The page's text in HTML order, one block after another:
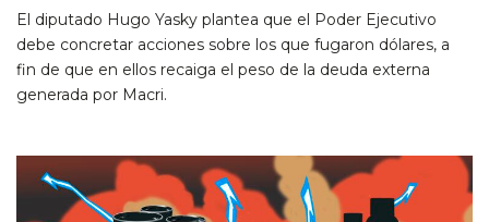
El diputado Hugo Yasky plantea que el Poder Ejecutivo
debe concretar acciones sobre los que fugaron dólares, a
fin de que en ellos recaiga el peso de la deuda externa
generada por Macri.